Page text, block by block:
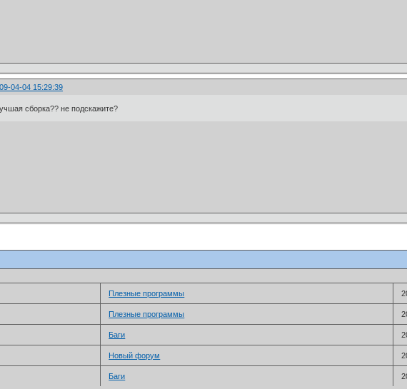
04-04 15:29:39
сборка?? не подскажите?
Плезные программы
Плезные программы
Баги
Новый форум
Баги